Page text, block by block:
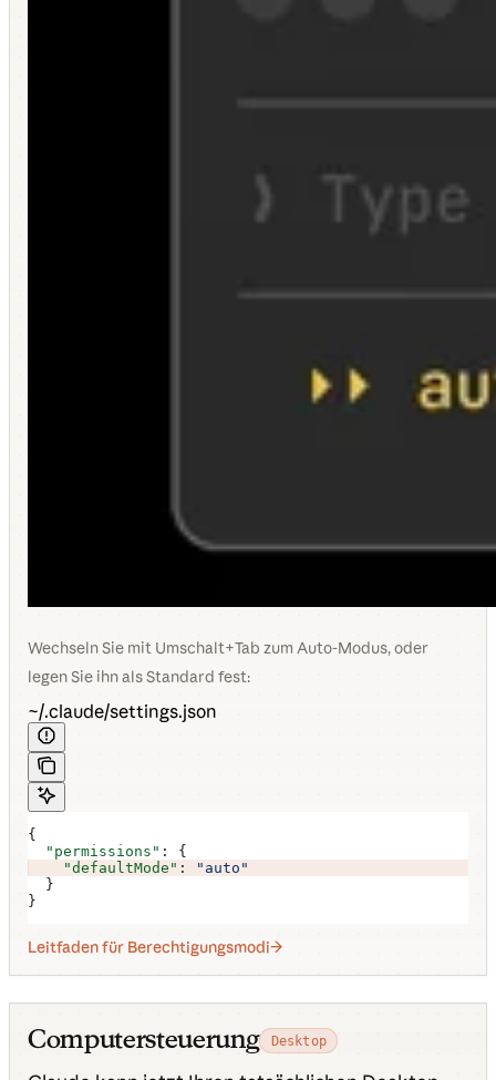
Wechseln Sie mit Umschalt+Tab zum Auto-Modus, oder
legen Sie ihn als Standard fest:
~/.claude/settings.json
{
  "permissions"
: {
    "defaultMode"
:
"auto"
  }
}
Leitfaden für Berechtigungsmodi
Computersteuerung Desktop